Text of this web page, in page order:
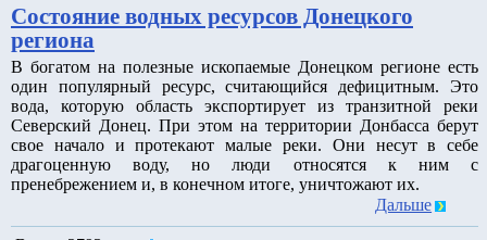
Состояние водных ресурсов Донецкого
региона
В богатом на полезные ископаемые Донецком регионе есть
один популярный ресурс, считающийся дефицитным. Это
вода, которую область экспортирует из транзитной реки
Северский Донец. При этом на территории Донбасса берут
свое начало и протекают малые реки. Они несут в себе
драгоценную воду, но люди относятся к ним с
пренебрежением и, в конечном итоге, уничтожают их.
Дальше